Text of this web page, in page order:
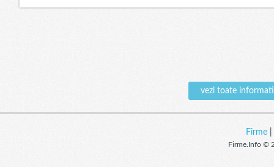
vezi toate
Firme|
Firme.Info ©